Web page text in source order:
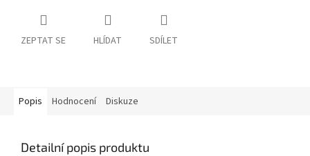
ZEPTAT SE HLÍDAT SDÍLET
Popis Hodnocení Diskuze
Detailní popis produktu